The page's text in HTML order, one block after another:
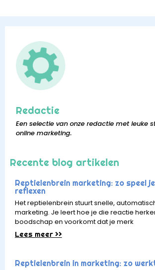
Redactie
Een selectie van onze redactie met leuke
online marketing.
Recente blog artikelen
Reptielenbrein marketing: zo speel
reflexen
Het reptielenbrein stuurt snelle,
marketing. Je leert hoe je die reactie
boodschap en voorkomt dat je merk
Lees meer >>
Reptielenbrein in marketing: zo